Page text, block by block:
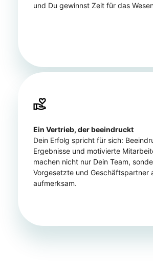
und Du gewinnst Zeit für das
Ein Vertrieb, der beeindruckt
Dein Erfolg spricht für sich:
Ergebnisse und motivierte
machen nicht nur Dein Team,
Vorgesetzte und Geschäftspartner
aufmerksam.